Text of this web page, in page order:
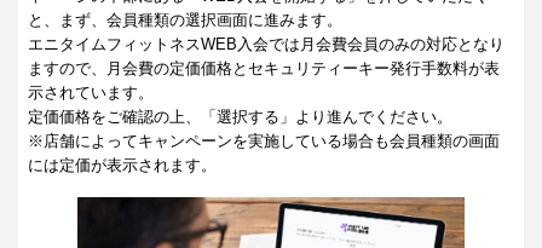
と、まず、会員種類の選択画面に進みます。
エニタイムフィットネスWEB入会では月会費会員のみの対応となり
ますので、月会費の定価価格とセキュリティーキー発行手数料が表
示されています。
定価価格をご確認の上、「選択する」より進んでください。
※店舗によってキャンペーンを実施している場合も会員種類の画面
には定価が表示されます。